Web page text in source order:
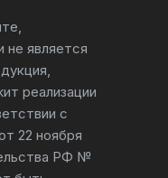
не является
реализации
с
22 ноября
РФ №